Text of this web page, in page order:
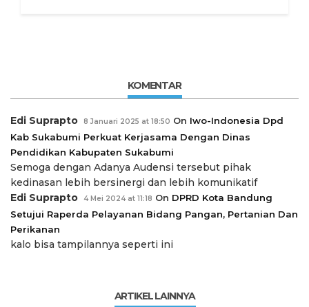
KOMENTAR
Edi Suprapto 8 Januari 2025 at 18:50 On Iwo-Indonesia Dpd
Kab Sukabumi Perkuat Kerjasama Dengan Dinas
Pendidikan Kabupaten Sukabumi
Semoga dengan Adanya Audensi tersebut pihak
kedinasan lebih bersinergi dan lebih komunikatif
Edi Suprapto
4 Mei 2024 at 11:18 On DPRD Kota Bandung
Setujui Raperda Pelayanan Bidang Pangan, Pertanian Dan
Perikanan
kalo bisa tampilannya seperti ini
ARTIKEL LAINNYA